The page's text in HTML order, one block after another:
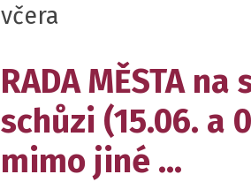
včera
RADA MĚSTA na
schůzi (15.06. a
mimo jiné ...